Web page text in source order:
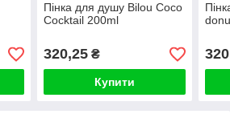
Пінка для душу Bilou Coco
Cocktail 200ml
320,25₴
Купити